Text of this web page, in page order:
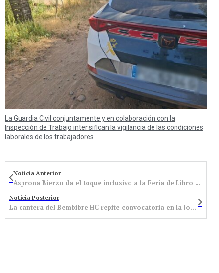
La Guardia Civil conjuntamente y en colaboración con la
Inspección de Trabajo intensifican la vigilancia de las condiciones
laborales de los trabajadores
Noticia Anterior
Asprona Bierzo da el toque inclusivo a la Feria de Libro de Ponferrada con la lectura colectiva de El Principito
Noticia Posterior
La cantera del Bembibre HC repite convocatoria en la Jornada de Tecnificación de la Federación de Castilla y León